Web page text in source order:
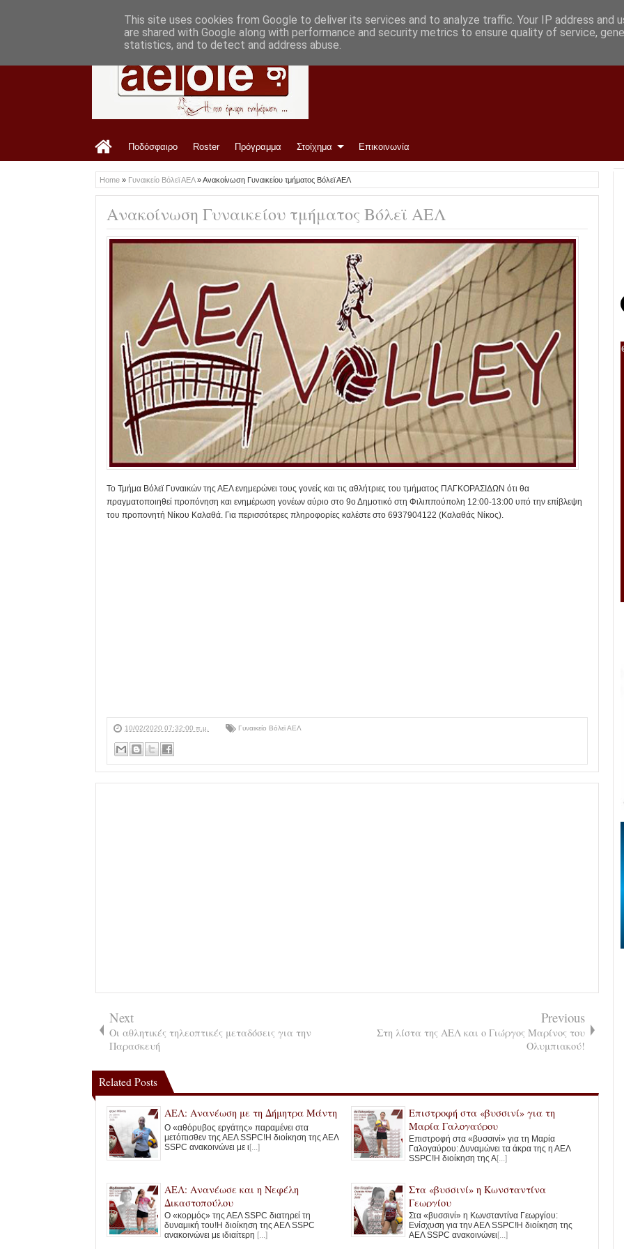
Ποδόσφαιρο Roster Πρόγραμμα Στοίχημα Επικοινωνία
Home » Γυναικείο Βόλεϊ ΑΕΛ»Ανακοίνωση Γυναικείου τμήματος Βόλεϊ ΑΕΛ
Ανακοίνωση Γυναικείου τμήματος Βόλεϊ ΑΕΛ
Το Τμήμα Βόλεϊ Γυναικών της ΑΕΛ ενημερώνει τους γονείς και τις αθλήτριες του τμήματος ΠΑΓΚΟΡΑΣΙΔΩΝ ότι θα
πραγματοποιηθεί προπόνηση και ενημέρωση γονέων αύριο στο 9ο Δημοτικό στη Φιλιππούπολη 12:00-13:00 υπό την επίβλεψη
του προπονητή Νίκου Καλαθά. Για περισσότερες πληροφορίες καλέστε στο 6937904122 (Καλαθάς Νίκος).
10/02/2020 07:32:00 π.μ. Γυναικείο Βόλεϊ ΑΕΛ
Next
Οι αθλητικές τηλεοπτικές μεταδόσεις για την
Παρασκευή
Previous
Στη λίστα της ΑΕΛ και ο Γιώργος Μαρίνος του
Ολυμπιακού!
Related Posts
ΑΕΛ: Ανανέωση με τη Δήμητρα Μάντη
Ο «αθόρυβος εργάτης» παραμένει στα
μετόπισθεν της ΑΕΛ SSPC!Η διοίκηση της ΑΕΛ
SSPC ανακοινώνει με ι[...]
Επιστροφή στα «βυσσινί» για τη
Μαρία Γαλογαύρου
Επιστροφή στα «βυσσινί» για τη Μαρία
Γαλογαύρου: Δυναμώνει τα άκρα της η ΑΕΛ
SSPC!​Η διοίκηση της Α[...]
ΑΕΛ: Ανανέωσε και η Νεφέλη
Δικαστοπούλου
Ο «κορμός» της ΑΕΛ SSPC διατηρεί τη
δυναμική του!​Η διοίκηση της ΑΕΛ SSPC
ανακοινώνει με ιδιαίτερη [...]
Στα «βυσσινί» η Κωνσταντίνα
Γεωργίου
Στα «βυσσινί» η Κωνσταντίνα Γεωργίου:
Ενίσχυση για την ΑΕΛ SSPC!Η διοίκηση της
ΑΕΛ SSPC ανακοινώνει[...]
This site uses cookies from Google to deliver its services and to analyze traffic. Your IP address and
are shared with Google along with performance and security metrics to ensure quality of service,
statistics, and to detect and address abuse.